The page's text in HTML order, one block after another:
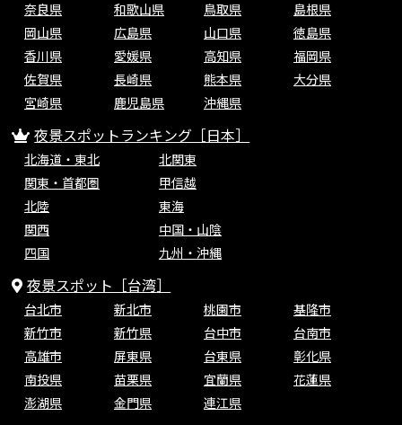
奈良県
和歌山県 鳥取県
島根県
岡山県
広島県 山口県
徳島県
香川県
愛媛県 高知県
福岡県
佐賀県
長崎県 熊本県
大分県
宮崎県
鹿児島県 沖縄県
夜景スポットランキング［日本］
北海道・東北
北関東
関東・首都圏
甲信越
北陸
東海
関西
中国・山陰
四国
九州・沖縄
夜景スポット［台湾］
台北市 新北市 桃園市
基隆市
新竹市
新竹県 台中市
台南市
高雄市
屏東県 台東県
彰化県
南投県
苗栗県 宜蘭県
花蓮県
澎湖県
金門県 連江県